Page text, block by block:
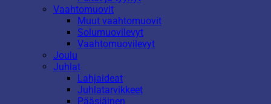
Vaahtomuovit
Muut vaahtomuovit
Solumuovilevyt
Vaahtomuovilevyt
Joulu
Juhlat
Lahjaideat
Juhlatarvikkeet
Pääsiäinen